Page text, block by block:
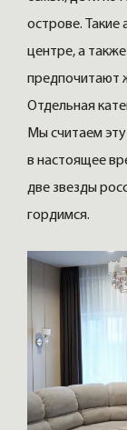
острове.
центре, а
предпочитают
Отдельная
Мы считаем
в настоящее
две звезды
гордимся.